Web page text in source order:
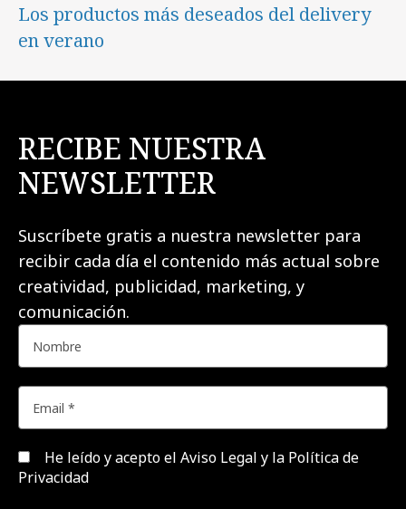
Los productos más deseados del delivery
en verano
RECIBE NUESTRA
NEWSLETTER
Suscríbete gratis a nuestra newsletter para
recibir cada día el contenido más actual sobre
creatividad, publicidad, marketing, y
comunicación.
He leído y acepto el Aviso Legal y la Política de
Privacidad